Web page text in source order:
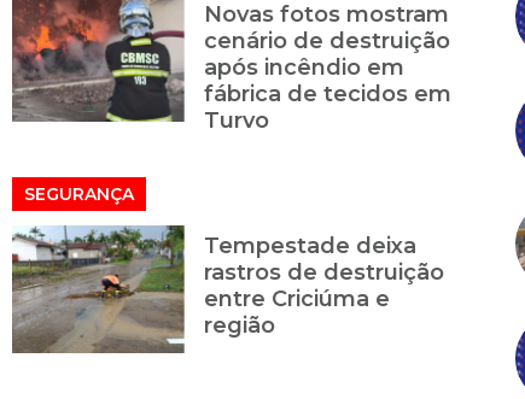
Novas fotos mostram
cenário de destruição
após incêndio em
fábrica de tecidos em
Turvo
SEGURANÇA
Tempestade deixa
rastros de destruição
entre Criciúma e
região